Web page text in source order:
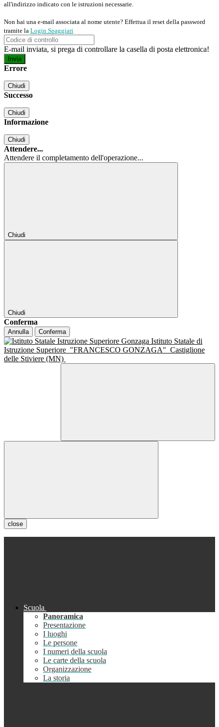
all'indirizzo indicato con le istruzioni necessarie.
Non hai una e-mail associata al nome utente? Effettua il reset della password
tramite la Login Spaggiari
E-mail inviata, si prega di controllare la casella di posta elettronica!
Errore
Chiudi
Successo
Chiudi
Informazione
Chiudi
Attendere...
Attendere il completamento dell'operazione...
Chiudi
Chiudi
Conferma
Annulla Conferma
Istituto Statale di
Istruzione Superiore "FRANCESCO GONZAGA" Castiglione
delle Stiviere (MN)
close
Scuola
Panoramica
Presentazione
I luoghi
Le persone
I numeri della scuola
Le carte della scuola
Organizzazione
La storia